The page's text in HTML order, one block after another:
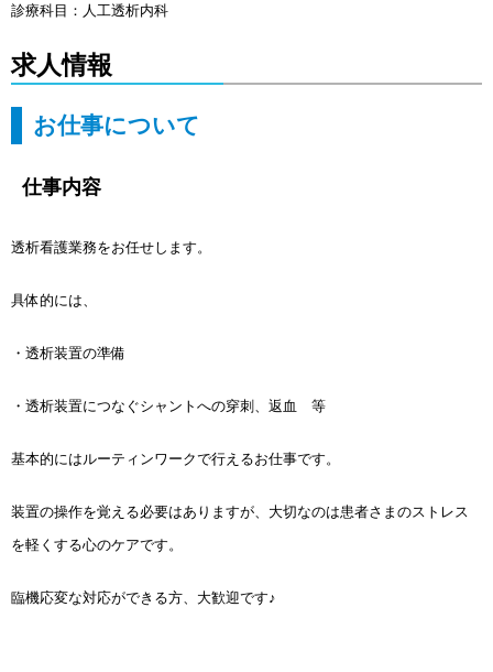
診療科目：人工透析内科
求人情報
お仕事について
仕事内容
透析看護業務をお任せします。
具体的には、
・透析装置の準備
・透析装置につなぐシャントへの穿刺、返血 等
基本的にはルーティンワークで行えるお仕事です。
装置の操作を覚える必要はありますが、大切なのは患者さまのストレス
を軽くする心のケアです。
臨機応変な対応ができる方、大歓迎です♪